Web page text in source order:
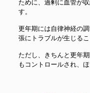
ために、過剰に血管が
す。
更年期には自律神経の
張にトラブルが生じるこ
ただし、きちんと更年
もコントロールされ、